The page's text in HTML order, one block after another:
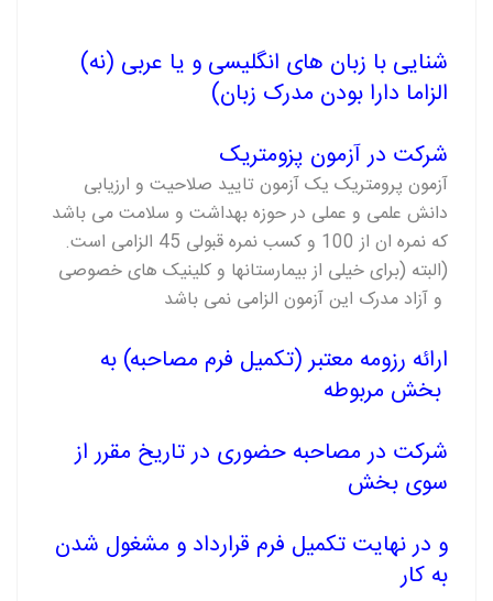
(شنایی با زبان های انگلیسی و یا عربی (نه
الزاما دارا بودن مدرک زبان)
شرکت در آزمون پزومتریک
آزمون پرومتریک یک آزمون تایید صلاحیت و ارزیابی
دانش علمی و عملی در حوزه بهداشت و سلامت می باشد
که نمره ان از 100 و کسب نمره قبولی 45 الزامی است.
(البته (برای خیلی از بیمارستانها و کلینیک های خصوصی
ارائه رزومه معتبر (تکمیل فرم مصاحبه) به
شرکت در مصاحبه حضوری در تاریخ مقرر از
سوی بخش
و در نهایت تکمیل فرم قرارداد و مشغول شدن
به کار